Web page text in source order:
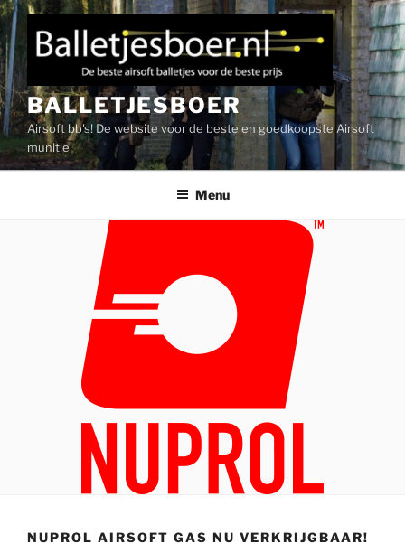
Ga
naar
de
inhoud
BALLETJESBOER
Airsoft bb's! De website voor de beste en goedkoopste Airsoft
munitie
Menu
NUPROL AIRSOFT GAS NU VERKRIJGBAAR!